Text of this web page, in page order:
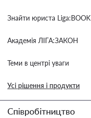
Знайти юриста Liga:BOOK
Академія ЛІГА:ЗАКОН
Теми в центрі уваги
Усі рішення і продукти
Співробітництво